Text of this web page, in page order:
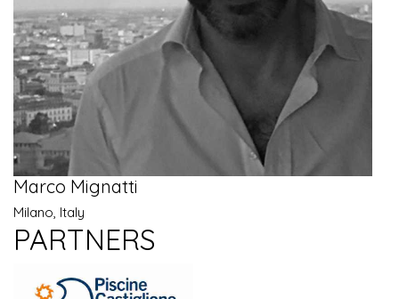
Marco Mignatti
Milano, Italy
PARTNERS